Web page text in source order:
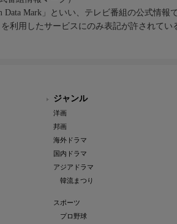
Data Mark」といい、テレビ番組の公式情報
を利用したサービスにのみ表記が許されてい
ジャンル
洋画
邦画
海外ドラマ
国内ドラマ
アジアドラマ
韓流まつり
スポーツ
プロ野球